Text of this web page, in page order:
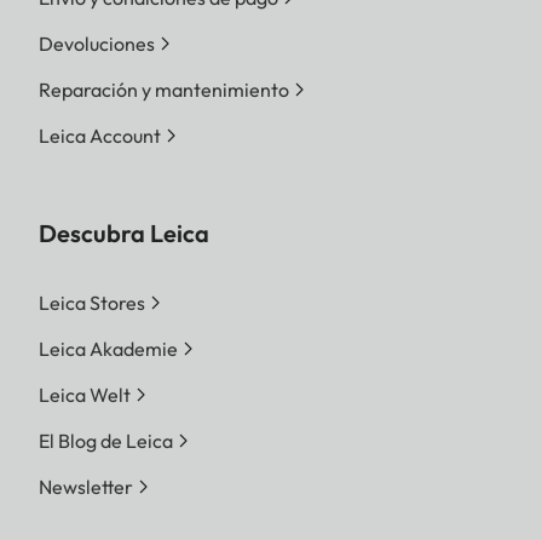
Devoluciones
Reparación y mantenimiento
Leica Account
Descubra Leica
Leica Stores
Leica Akademie
Leica Welt
El Blog de Leica
Newsletter